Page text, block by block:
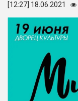
[12:27] 18.06.2021